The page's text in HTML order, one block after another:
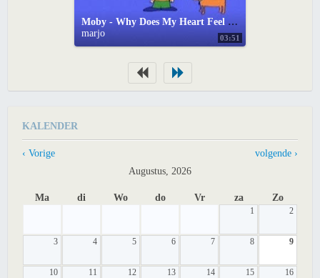
03:51
Moby - Why Does My Heart Feel So Bad?
marjo
KALENDER
‹ Vorige
volgende ›
Augustus, 2026
Ma di Wo do Vr za Zo
1 2
3 4 5 6 7 8 9
10 11 12 13 14 15 16